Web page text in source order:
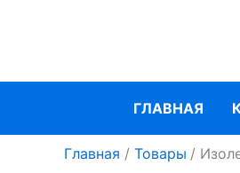
ГЛАВНАЯ
Главная Товары